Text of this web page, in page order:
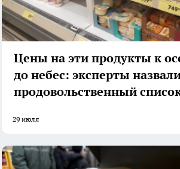
Цены на эти продукты к
до небес: эксперты
продовольственный
29 июля